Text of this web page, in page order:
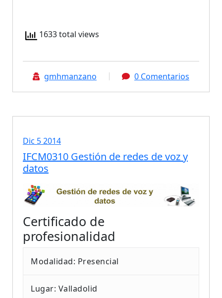
1633 total views
gmhmanzano 0 Comentarios
cursos para trabajadores
Dic 5 2014
IFCM0310 Gestión de redes de voz y
datos
Certificado de
profesionalidad
Modalidad: Presencial
Lugar: Valladolid